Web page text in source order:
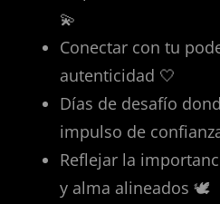
💫
Conectar con tu
autenticidad 🤍
Días de desafío
impulso de
Reflejar la
y alma alineados 🕊️